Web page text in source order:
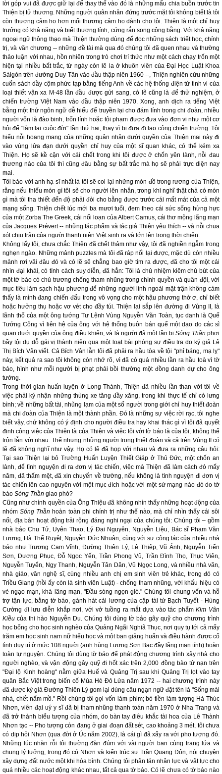
lời góp vui đã được giữ lại để thay thế vào đó là những mẩu chia buồn trước tin
Thiện bị tử thương. Những người quân nhân đứng trước mặt tôi không biết là tôi
còn thương cảm họ hơn mối thương cảm họ dành cho tôi. Thiện là một chỉ huy
trưởng có khả năng và biết thương lính, cứng rắn song công bằng. Với khả năng
ngoại ngữ thông thạo mà Thiện thường dùng để đọc những sách triết học, chính
trị, và văn chương -- những đề tài mà qua đó chúng tôi đã quen nhau và thường
thảo luận với nhau, hồn nhiên trong trò chơi trí thức như một cách chạy trốn một
hiện tại nhiều bất trắc, từ ngày còn lê la ở khuôn viên của Đại Học Luật Khoa
Sàigòn trên đường Duy Tân vào đầu thập niên 1960 --, Thiện nghiên cứu những
cuốn sách dầy cộm phức tạp bằng tiếng Anh về các hệ thống điện tử tinh vi của
loại thiết vận xa M-48 lần đầu được gửi sang, có lẽ cũng là để thử nghiệm, ở
chiến trường Việt Nam vào đầu thập niên 1970. Xong, anh dịch ra tiếng Việt
bằng một thứ ngôn ngữ dễ hiểu để truyền lại cho đám lính trong chi đoàn, nhiều
người vốn là đào binh, trốn lính hoặc tội phạm được đưa vào đơn vị như một cơ
hội để "làm lại cuộc đời" lần thứ hai, thay vì bị đưa đi lao công chiến trường. Tôi
hiểu nỗi hoang mang của những quân nhân dưới quyền của Thiện mai này đi
vào vùng lửa đạn dưới quyền chỉ huy của một sĩ quan khác, có thể kém xa
Thiện. Họ sẽ kề cận với cái chết trong khi tôi được ở chốn yên lành, nỗi đau
thương nào của tôi thì cũng đâu bằng sự bất trắc mà họ sẽ phải trực diện nay
mai.
Tôi bảo với anh hạ sĩ nhất là tôi sẽ coi lại những món đồ trong rương của Thiện,
rằng nếu thiếu món gì tôi sẽ cho người lên nhắn, trong khi nghĩ thật chả có món
gì mà tôi tha thiết đến độ phải đòi cho bằng được trước cái mất mát của cả một
mạng sống. Thiện chết lúc mới ba mươi tuổi, đem theo cái sức sống hừng hực
của một Zorba The Greek, cái nổi loạn của Albert Camus, cái thơ mộng lãng mạn
của Jacques Prévert -- những tác phẩm và tác giả Thiện yêu thích -- và nỗi chua
xót chịu trận của người thanh niên Việt sinh ra và lớn lên trong thời chiến.
Không lấy tôi, chưa chắc Thiện đã chết thảm như vậy, tôi đã nghiền ngẫm trong
nghẹn ngào. Những mảnh puzzles mà tôi đã ráp nối lại được, mặc dù còn nhiều
mảnh rơi vãi đâu đó và có lẽ sẽ chẳng bao giờ tìm ra được, đã cho tôi một cái
nhìn đại khái, có tính cách suy diễn, đã hẳn: Tôi là chủ nhiệm kiêm chủ bút của
một tờ báo có chủ trương chống tham nhũng trong chính quyền và quân đội, với
mục tiêu làm sạch hậu phương để những người lính ngoài mặt trận không cảm
thấy là mình đang chiến đấu trong vô vọng cho một hậu phương thờ ơ, chỉ biết
hoặc hưởng thụ hoặc vơ vét cho đầy túi. Thiện lại sắp lên đường đi Vùng II, là
lãnh thổ của một ông tướng Tư Lệnh Vùng Nguyễn Văn Toàn, tục danh là Quế
Tướng Công vì liên hệ của ông với hệ thống buôn bán quế một dạo do các sĩ
quan dưới quyền của ông điều khiển, và là người đã một lần bịSóng Thần phơi
bầy tội dụ dỗ gái vị thành niên qua một loạt bài phóng sự điều tra do ký giả Lê
Thị Bích Vân viết. Cả Bích Vân lẫn tôi đã phải ra hầu tòa về tội "phỉ báng, mạ lỵ"
này, kết quả ra sao tôi không còn nhớ rõ, vì đã có quá nhiều lần ra hầu toà vì tờ
báo, hình như mỗi người bị phạt phải bồi thường một đồng danh dự cho ông
tướng.
Trong thời gian huấn luyện ở Long Thành, Thiện đã nhiều lần than với tôi về
việc phải ký nhận những thùng xe tăng đầy xăng, trong khi thực tế chỉ có lưng
bình; về những bất tài, nhũng lạm của một số người trong giới chỉ huy thiết đoàn
mà chi đoàn của Thiện là một thành phần. Đó là những sự việc rời rạc, tôi nghe
biết vậy, chứ không có ý định cho người điều tra hay khai thác gì vì tôi đã quyết
định công việc của Thiện là của Thiện và việc tôi với tờ báo là của tôi, không thể
trộn lẫn với nhau. Thế nhưng những người trong thiết đoàn và cả trên Vùng II có
lẽ đã không nghĩ như vậy. Họ có lẽ đã họp với nhau và đưa ra những câu hỏi:
Tại sao Thiện lại bỏ Trường Huấn Luyện Thiết Giáp ở Thủ Đức, một chốn an
lành, để tình nguyện đi ra đơn vị tác chiến, việc mà Thiện đã làm cách đó mấy
năm, đã thấm mệt, đã xin chuyển về trường, nếu không là tình nguyện đi đơn vị
tác chiến lên cao nguyên với một mục đích hoặc với một sứ mạng nào đó do tờ
báo Sóng Thần giao phó?
Cũng như chính quyền của Ông Thiệu đã không nhìn thấy những hoạt động của
nhómSóng Thần hoàn toàn phi chính trị như thế nào, mà chỉ nhìn thấy cái sôi
nổi, địa bàn hoạt động trải rộng đáng nghi ngại của chúng tôi: Chúng tôi – gồm
nhà báo Chu Tử, Uyên Thao, Lý Đại Nguyên, Nguyễn Liệu, Bác sĩ Phạm Văn
Lương, Hà Thế Ruyệt, Nguyễn Đức Nhuận, cùng với sự cộng tác của nhiều nhà
báo như Trương Cam Vĩnh, Đường Thiên Lý, Lê Thiệp, Vũ Ánh, Nguyễn Tiến
Sơn, Dương Phục, Đỗ Ngọc Yến, Trần Phong Vũ,Trần Đình Thọ, Thục Viên,
Nguyễn Tuyển, Ngy Thanh, Nguyễn Tân Dân, Vũ Ngọc Long, và nhiều nhà văn,
nhà giáo, văn nghệ sĩ, cùng nhiều anh chị em sinh viên trẻ khác, trong đó có
Triều Giang (hồi ấy còn là sinh viên Luật)-chống tham nhũng, với khẩu hiệu có
vẻ ngạo mạn, khá lãng mạn, "Đầu sóng ngọn gió." Chúng tôi chung vốn và hỗ
trợ tận lực, bằng tờ báo, gánh hát cải lương của cặp tài tử Bạch Tuyết - Hùng
Cường đi lưu diễn khắp nơi, với vở tuồng ra mắt dựa vào tác phẩmKim Vân
Kiều của thi hào Nguyễn Du. Chúng tôi dùng tờ báo gây quỹ cho chương trình
học bổng cho học sinh nghèo của Quảng Ngãi Nghiã Thục, nơi quy tụ tới cả mấy
trăm em học sinh nam nữ hiếu học và một ban giảng huấn và điều hành được cố
tình duy trì ở mức 108 người (anh hùng Lương Sơn Bạc đầy lãng mạn tính) hoàn
toàn tự nguyện. Chúng tôi dùng tờ báo để phát động chương trình xây nhà cho
người nghèo, và vận động gây quỹ đi hốt xác trên 2,000 đồng bào tử nạn trên
"Đại lộ Kinh hoàng" nằm giữa Huế và Quảng Trị sau khi Quảng Trị lọt vào tay
quân Bắc Việt trong biến cố Mùa Hè Đỏ Lửa năm 1972 -- hai chương trình này
đã được ký giả Đường Thiên Lý gom lại dùng câu ngạn ngữ đặt tên là "Sống mái
nhà, chết nấm mồ." Rồi chúng tôi gọi vốn làm phim; bỏ tiền làm tượng Hà Thúc
Nhơn, viên đại uý y sĩ đã bị tham nhũng thanh toán năm 1970 ở Nha Trang và
đã trở thành biểu tượng của nhóm, do bàn tay điêu khắc tài hoa của Lê Thành
Nhơn tạc -- Pho tượng còn đang ở giai đoạn đất sét, cao khoảng 3 mét, tôi chưa
có dịp hỏi Nhơn (qua đời ở Úc năm 2002), là cái gì đã xẩy ra với pho tượng đó.
Những lúc nhàn rỗi tôi thường đàn đúm với vài người bạn cùng trang lứa và
chung lý tưởng, trong đó có Nhơn và kiến trúc sư Trần Quang Đôn, nói chuyện
xây dựng đất nước một khi hòa bình. Chúng tôi phân tán nhân lực và vật lực cho
quá nhiều các hoạt động khác nhau, tất cả qua tờ báo. Có lẽ chưa có tờ báo nào